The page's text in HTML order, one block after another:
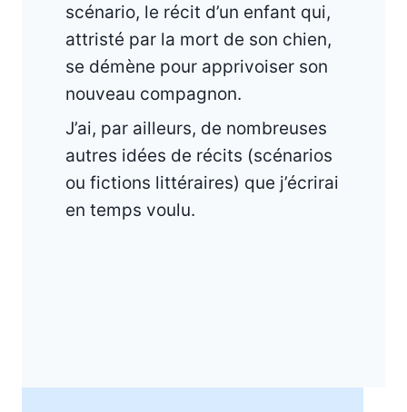
scénario, le récit d’un enfant qui,
attristé par la mort de son chien,
se démène pour apprivoiser son
nouveau compagnon.
J’ai, par ailleurs, de nombreuses
autres idées de récits (scénarios
ou fictions littéraires) que j’écrirai
en temps voulu.